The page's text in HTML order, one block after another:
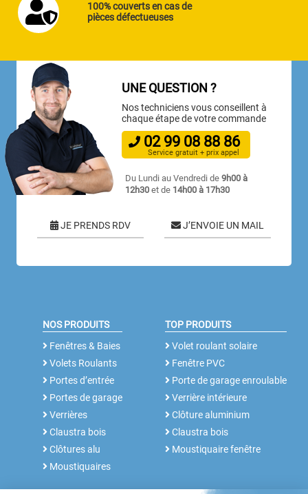
100% couverts en cas de
pièces défectueuses
UNE QUESTION ?
Nos techniciens vous conseillent à
chaque étape de votre commande
02 99 08 88 86
Service gratuit + prix appel
Du Lundi au Vendredi de9h00 à
12h30 et de 14h00 à 17h30
JE PRENDS RDV J’ENVOIE UN MAIL
NOS PRODUITS
Fenêtres & Baies
Volets Roulants
Portes d’entrée
Portes de garage
Verrières
Claustra bois
Clôtures alu
Moustiquaires
TOP PRODUITS
Volet roulant solaire
Fenêtre PVC
Porte de garage enroulable
Verrière intérieure
Clôture aluminium
Claustra bois
Moustiquaire fenêtre